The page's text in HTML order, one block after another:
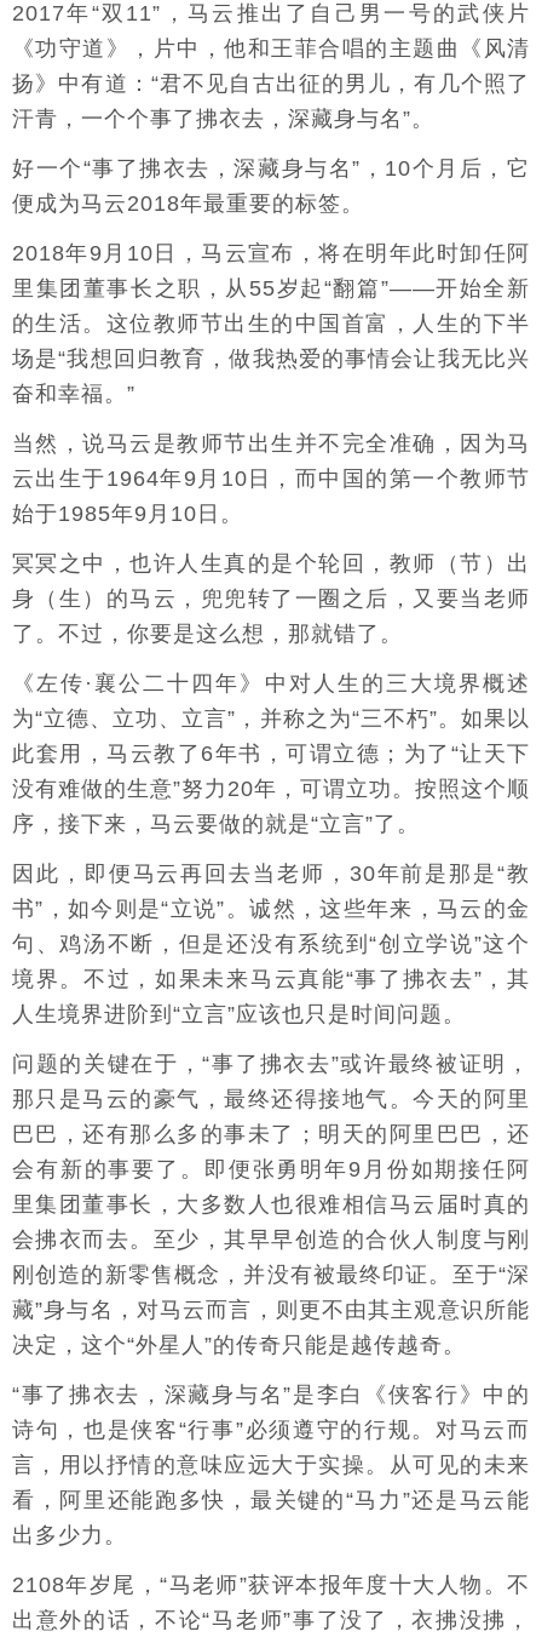
2017年“双11”，马云推出了自己男一号的武侠片
《功守道》，片中，他和王菲合唱的主题曲《风清
扬》中有道：“君不见自古出征的男儿，有几个照了
汗青，一个个事了拂衣去，深藏身与名”。
好一个“事了拂衣去，深藏身与名”，10个月后，它
便成为马云2018年最重要的标签。
2018年9月10日，马云宣布，将在明年此时卸任阿
里集团董事长之职，从55岁起“翻篇”——开始全新
的生活。这位教师节出生的中国首富，人生的下半
场是“我想回归教育，做我热爱的事情会让我无比兴
奋和幸福。”
当然，说马云是教师节出生并不完全准确，因为马
云出生于1964年9月10日，而中国的第一个教师节
始于1985年9月10日。
冥冥之中，也许人生真的是个轮回，教师（节）出
身（生）的马云，兜兜转了一圈之后，又要当老师
了。不过，你要是这么想，那就错了。
《左传·襄公二十四年》中对人生的三大境界概述
为“立德、立功、立言”，并称之为“三不朽”。如果以
此套用，马云教了6年书，可谓立德；为了“让天下
没有难做的生意”努力20年，可谓立功。按照这个顺
序，接下来，马云要做的就是“立言”了。
因此，即便马云再回去当老师，30年前是那是“教
书”，如今则是“立说”。诚然，这些年来，马云的金
句、鸡汤不断，但是还没有系统到“创立学说”这个
境界。不过，如果未来马云真能“事了拂衣去”，其
人生境界进阶到“立言”应该也只是时间问题。
问题的关键在于，“事了拂衣去”或许最终被证明，
那只是马云的豪气，最终还得接地气。今天的阿里
巴巴，还有那么多的事未了；明天的阿里巴巴，还
会有新的事要了。即便张勇明年9月份如期接任阿
里集团董事长，大多数人也很难相信马云届时真的
会拂衣而去。至少，其早早创造的合伙人制度与刚
刚创造的新零售概念，并没有被最终印证。至于“深
藏”身与名，对马云而言，则更不由其主观意识所能
决定，这个“外星人”的传奇只能是越传越奇。
“事了拂衣去，深藏身与名”是李白《侠客行》中的
诗句，也是侠客“行事”必须遵守的行规。对马云而
言，用以抒情的意味应远大于实操。从可见的未来
看，阿里还能跑多快，最关键的“马力”还是马云能
出多少力。
2108年岁尾，“马老师”获评本报年度十大人物。不
出意外的话，不论“马老师”事了没了，衣拂没拂，